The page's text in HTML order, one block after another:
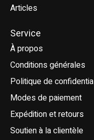
Articles
Service
À propos
Conditions générales
Politique de
Modes de paiement
Expédition et retours
Soutien à la clientèle